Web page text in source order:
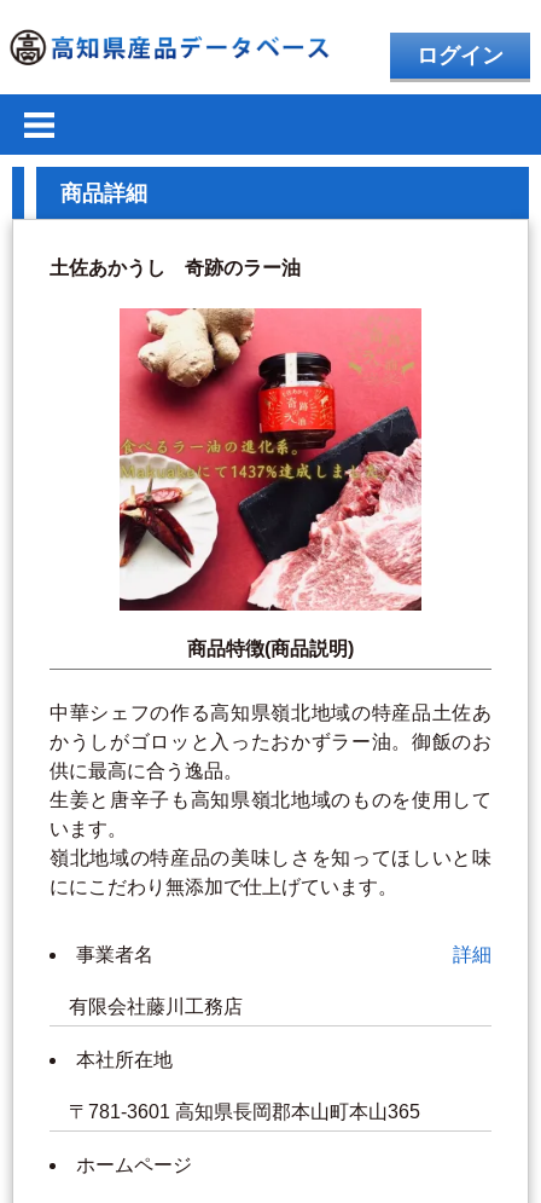
ログイン
商品詳細
土佐あかうし 奇跡のラー油
商品特徴(商品説明)
中華シェフの作る高知県嶺北地域の特産品土佐あ
かうしがゴロッと入ったおかずラー油。御飯のお
供に最高に合う逸品。
生姜と唐辛子も高知県嶺北地域のものを使用して
います。
嶺北地域の特産品の美味しさを知ってほしいと味
ににこだわり無添加で仕上げています。
事業者名 詳細
有限会社藤川工務店
本社所在地
〒781-3601 高知県長岡郡本山町本山365
ホームページ